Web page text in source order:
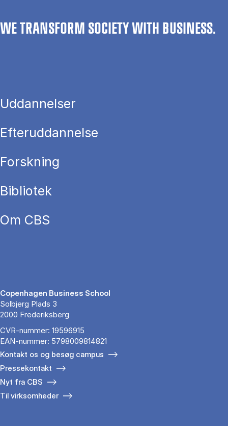
WE TRANSFORM SOCIETY WITH BUSINESS.
Uddannelser
Efteruddannelse
Forskning
Bibliotek
Om CBS
Copenhagen Business School
Solbjerg Plads 3
2000 Frederiksberg
CVR-nummer: 19596915
EAN-nummer: 5798009814821
Kontakt os og besøg campus
Pressekontakt
Nyt fra CBS
Til virksomheder